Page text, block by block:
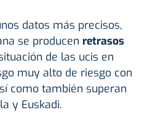
datos más precisos,
se producen retrasos
de las ucis en
muy alto de riesgo con
como también superan
y Euskadi.